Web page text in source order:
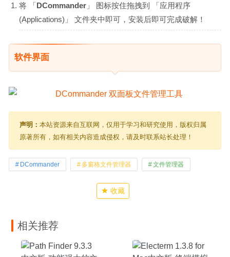
将 「DCommander 」 图标按住拖拽到 「应用程序
(Applications)」 文件夹中即可，安装后即可完成破解！
软件界面
声明： 本站资源来自互联网，仅用于学习和研究使用，版权归属
原著所有，如有相关内容造成侵权，请及时联系站长处理！
DCommander 多窗格文件管理器 文件管理器
收藏
相关推荐